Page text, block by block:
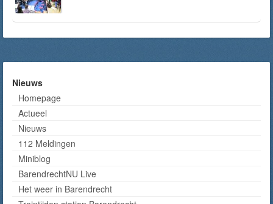
Nieuws
Homepage
Actueel
Nieuws
112 Meldingen
Miniblog
BarendrechtNU Live
Het weer in Barendrecht